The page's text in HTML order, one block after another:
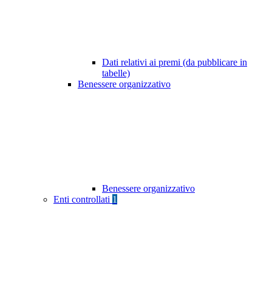
Dati relativi ai premi (da pubblicare in
tabelle)
Benessere organizzativo
Benessere organizzativo
Enti controllati 1